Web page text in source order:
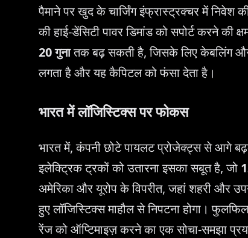
पैमाने पर खुद के चार्जिंग इंफ्रास्ट्रक्चर में निवेश
की हाई-डेंसिटी पावर डिमांड को सपोर्ट करने की
20 गुनातक बढ़ सकती है, जिसके लिए केबलिंग
लगता है और यह कैपिटल को फंसा देता है।
भारत में लॉजिस्टिक्स पर फोकस
भारत में, कंपनी छोटे पायलट प्रोजेक्ट्स से आगे
इलेक्ट्रिक ट्रकों को उतारना इसका सबूत है, जो
अमेरिका और यूरोप के विपरीत, जहां शहरी और
हुए लॉजिस्टिक्स माहौल से निपटना होगा।
रेंज को ऑप्टिमाइज़ करने का एक सोचा-समझा